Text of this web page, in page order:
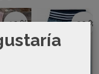
-10 % -30 %